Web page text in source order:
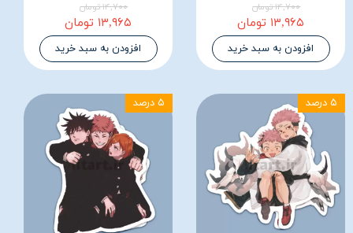
۱۴,۷۰۰ تومان
۱۳,۹۶۵ تومان
افزودن به سبد خرید
۱۴,۷۰۰ تومان
۱۳,۹۶۵ تومان
افزودن به سبد خرید
۵ درصد ۵ درصد